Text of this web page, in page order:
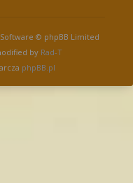
© phpBB Limited
by Rad-T
phpBB.pl